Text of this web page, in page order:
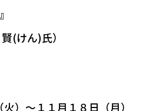
(けん)氏）
）～１１月１８日（月）